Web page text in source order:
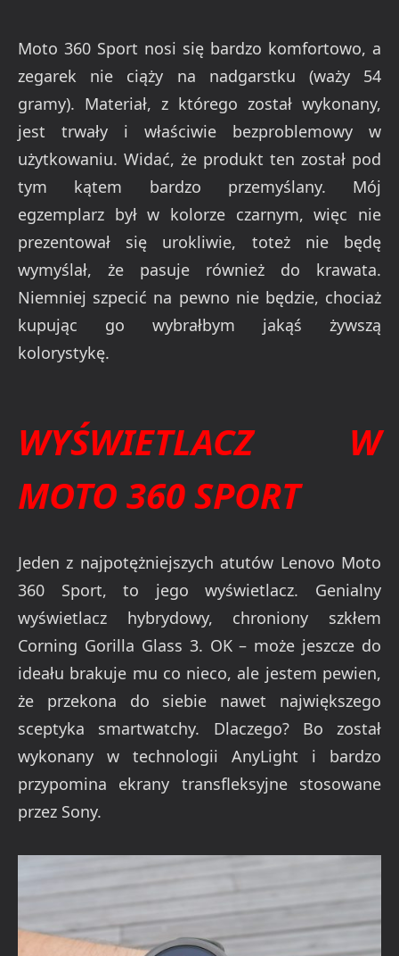
Moto 360 Sport nosi się bardzo komfortowo, a
zegarek nie ciąży na nadgarstku (waży 54
gramy). Materiał, z którego został wykonany,
jest trwały i właściwie bezproblemowy w
użytkowaniu. Widać, że produkt ten został pod
tym kątem bardzo przemyślany. Mój
egzemplarz był w kolorze czarnym, więc nie
prezentował się urokliwie, toteż nie będę
wymyślał, że pasuje również do krawata.
Niemniej szpecić na pewno nie będzie, chociaż
kupując go wybrałbym jakąś żywszą
kolorystykę.
WYŚWIETLACZ W
MOTO 360 SPORT
Jeden z najpotężniejszych atutów Lenovo Moto
360 Sport, to jego wyświetlacz. Genialny
wyświetlacz hybrydowy, chroniony szkłem
Corning Gorilla Glass 3. OK – może jeszcze do
ideału brakuje mu co nieco, ale jestem pewien,
że przekona do siebie nawet największego
sceptyka smartwatchy. Dlaczego? Bo został
wykonany w technologii AnyLight i bardzo
przypomina ekrany transfleksyjne stosowane
przez Sony.